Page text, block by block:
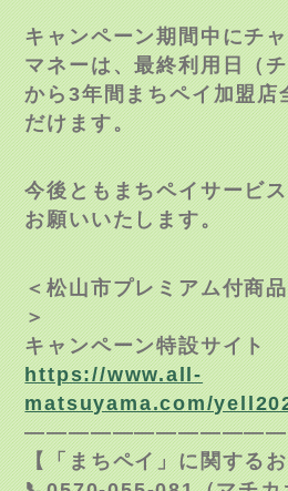
キャンペーン期間中にチ
マネーは、最終利用日（
から3年間まちペイ加盟店
だけます。
今後ともまちペイサービ
お願いいたします。
＜松山市プレミアム付商
＞
キャンペーン特設サイト
https://www.all-
matsuyama.com/
【「まちペイ」に関する